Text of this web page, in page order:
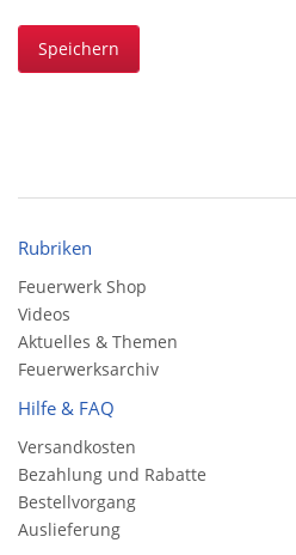
Speichern
Rubriken
Feuerwerk Shop
Videos
Aktuelles & Themen
Feuerwerksarchiv
Hilfe & FAQ
Versandkosten
Bezahlung und Rabatte
Bestellvorgang
Auslieferung